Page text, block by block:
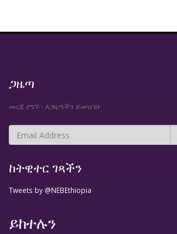
ጋዜጣ
መረጃ ያግኙ - ለጋዜጣችን ይመዝገቡ
ከትዊተር ገጻችን
Tweets by @NEBEthiopia
ይከተሉን